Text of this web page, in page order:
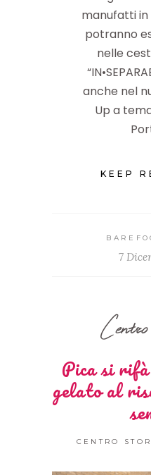
manufatti
potranno
nelle
anche nel
Up a
KEEP
7
Pica si
gelato al
CENTRO